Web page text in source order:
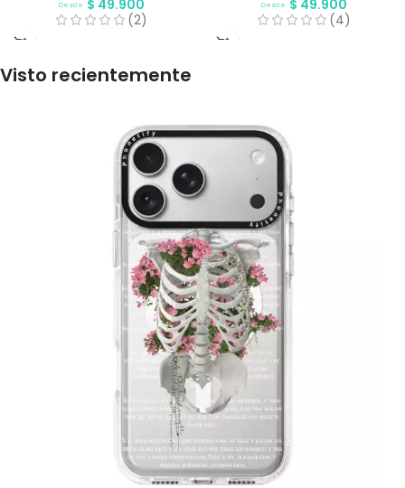
Desde $ 49.900
(2)
Desde $ 49.900
(4)
Visto recientemente